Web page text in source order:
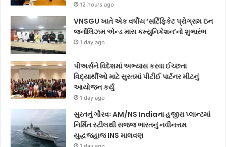
12 hours ago
VNSGU ખાતે એક વર્ષીય ‘સર્ટિફિકેટ પ્રોગ્રામ ઇન
જર્નાલિઝમ એન્ડ માસ કમ્યુનિકેશન’નો શુભારંભ
1 day ago
પીઅર્સને વિદેશમાં અભ્યાસ કરવા ઈચ્છતા
વિદ્યાર્થીઓ માટે સુરતમાં પીટીઈ પાર્ટનર મીટનું
આયોજન કર્યું
1 day ago
સુરતનું ગૌરવઃ AM/NS Indiaના હજીરા પ્લાન્ટમાં
નિર્મિત સ્ટીલથી સજ્જ ભારતનું નવીનત્તમ
યુદ્ધજહાજ INS માલવણ